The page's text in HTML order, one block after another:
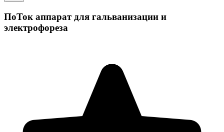
ПоТок аппарат для гальванизации и
электрофореза